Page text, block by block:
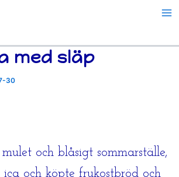
med släp
30
och blåsigt sommarställe,
och köpte frukostbröd och